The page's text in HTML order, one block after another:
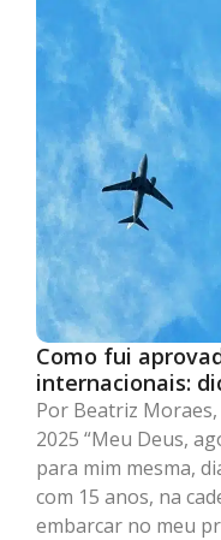
Como fui
internacionais:
para se destacar
Por Beatriz
2025 “Meu Deus,
para mim mesma,
com 15 anos, na
embarcar no meu